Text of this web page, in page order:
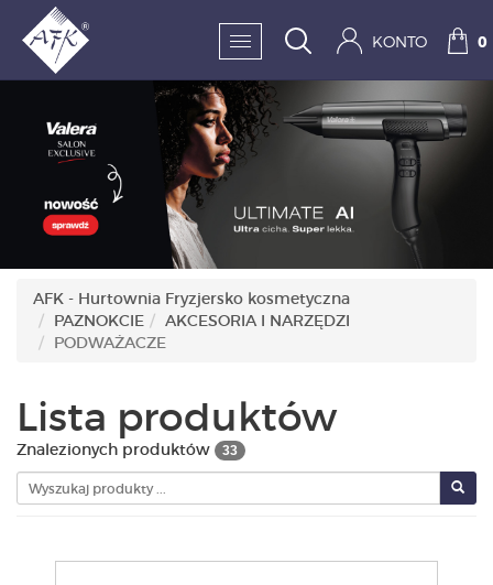
SKLEP:
FRYZJERSTWO
KOSMETYKA
HIGIENA I DEZYNFEKC
PAZNOKCIE
MĘŻCZYZNA
KONTO 0
AFK - Hurtownia Fryzjersko kosmetyczna
PAZNOKCIE
AKCESORIA I NARZĘDZI
PODWAŻACZE
Lista produktów
Znalezionych produktów 33